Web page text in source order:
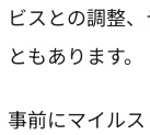
ビスとの調整
ともあります。
事前にマイル